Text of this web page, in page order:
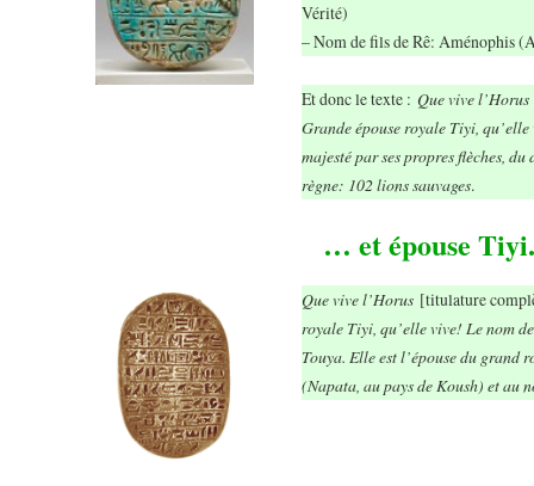
Vérité)
– Nom de fils de Rê: Aménophis
Et donc le texte :Que vive l’Horus
Grande épouse royale Tiyi,
majesté par ses propres flèches,
règne: 102 lions sauvages.
… et épouse Tiyi.
Que vive l’Horus [titulature
royale Tiyi, qu’elle vive! Le nom
Touya. Elle est l’épouse du grand
(Napata, au pays de Koush) et